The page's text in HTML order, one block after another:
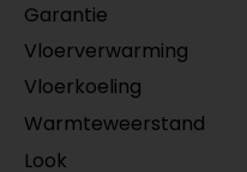
Garantie
Vloerverwarming
Vloerkoeling
Warmteweerstand
Look